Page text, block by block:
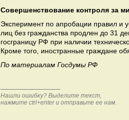
Совершенствование контроля за
Эксперимент по апробации правил и
лиц без гражданства продлен до 31
госграницу РФ при наличии
Кроме того, иностранные граждане
По материалам Госдумы РФ
Нашли ошибку? Выделите текст,
нажмите ctrl+enter и отправьте ее нам.